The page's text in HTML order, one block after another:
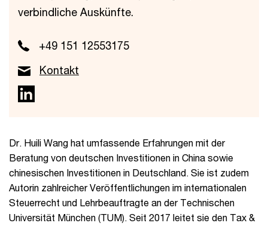
verbindliche Auskünfte.
+49 151 12553175
Kontakt
Dr. Huili Wang hat umfassende Erfahrungen mit der
Beratung von deutschen Investitionen in China sowie
chinesischen Investitionen in Deutschland. Sie ist zudem
Autorin zahlreicher Veröffentlichungen im internationalen
Steuerrecht und Lehrbeauftragte an der Technischen
Universität München (TUM). Seit 2017 leitet sie den Tax &